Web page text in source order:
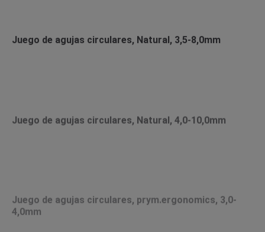
Juego de agujas circulares, Natural, 3,5-8,0mm
Juego de agujas circulares, Natural, 4,0-10,0mm
Juego de agujas circulares, prym.ergonomics, 3,0-
4,0mm